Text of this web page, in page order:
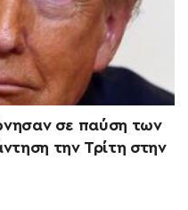
σε παύση των
την Τρίτη στην